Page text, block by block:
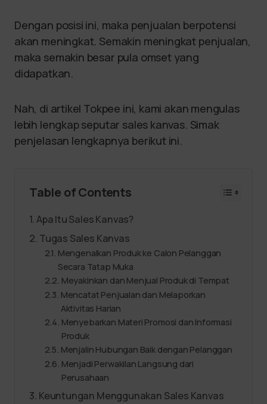
Dengan posisi ini, maka penjualan berpotensi
akan meningkat. Semakin meningkat penjualan,
maka semakin besar pula omset yang
didapatkan.
Nah, di artikel Tokpee ini, kami akan mengulas
lebih lengkap seputar sales kanvas. Simak
penjelasan lengkapnya berikut ini.
Table of Contents
Apa Itu Sales Kanvas?
Tugas Sales Kanvas
Mengenalkan Produk ke Calon Pelanggan
Secara Tatap Muka
Meyakinkan dan Menjual Produk di Tempat
Mencatat Penjualan dan Melaporkan
Aktivitas Harian
Menyebarkan Materi Promosi dan Informasi
Produk
Menjalin Hubungan Baik dengan Pelanggan
Menjadi Perwakilan Langsung dari
Perusahaan
Keuntungan Menggunakan Sales Kanvas